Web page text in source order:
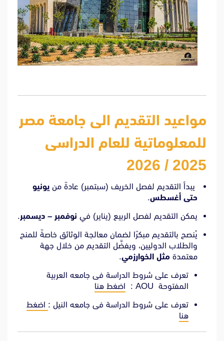
مواعيد التقديم الى جامعة مصر
للمعلوماتية للعام الدراسى
2025 / 2026
يبدأ التقديم لفصل الخريف (سبتمبر) عادةً من يونيو
حتى أغسطس.
يمكن التقديم لفصل الربيع (يناير) في نوفمبر – ديسمبر.
يُنصح بالتقديم مبكرًا لضمان معالجة الوثائق خاصةً للمنح
والطلاب الدوليين، ويفضَّل التقديم من خلال جهة
معتمدة مثل الخوارزمي.
تعرف على شروط الدراسة فى جامعه العربية
المفتوحة AOU :
اضغط هنا
تعرف على شروط الدراسة فى جامعه النيل : اضغط
هنا